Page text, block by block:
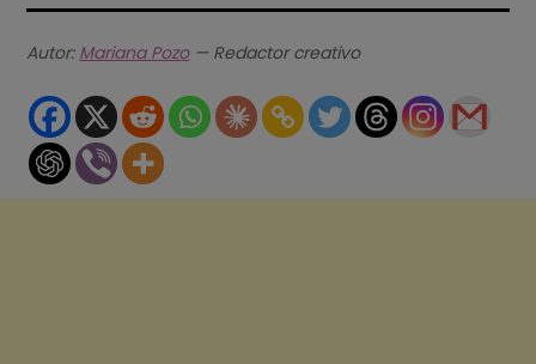
Autor: Mariana Pozo— Redactor creativo